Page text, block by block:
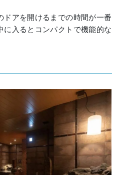
アを開けるまでの時間が一番
入るとコンパクトで機能的な